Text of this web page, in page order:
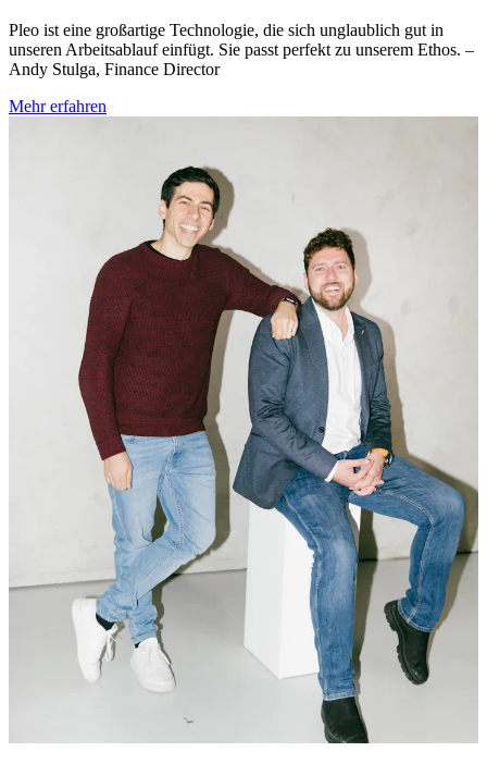
Pleo ist eine großartige Technologie, die sich unglaublich gut in
unseren Arbeitsablauf einfügt. Sie passt perfekt zu unserem Ethos. –
Andy Stulga, Finance Director
Mehr erfahren